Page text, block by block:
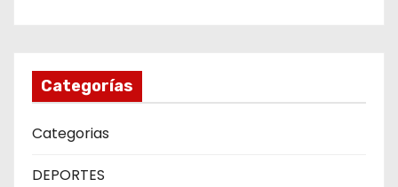
Categorías
Categorias
DEPORTES